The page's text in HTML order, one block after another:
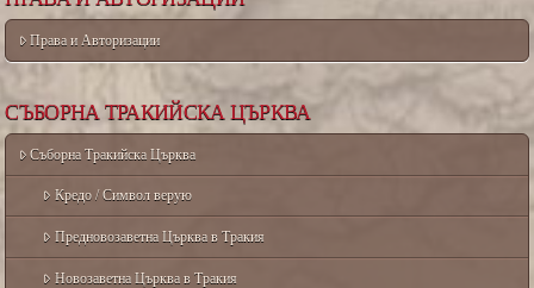
Права и Авторизации
СЪБОРНА ТРАКИЙСКА ЦЪРКВА
Съборна Тракийска Църква
Кредо / Символ верую
Предновозаветна Църква в Тракия
Новозаветна Църква в Тракия